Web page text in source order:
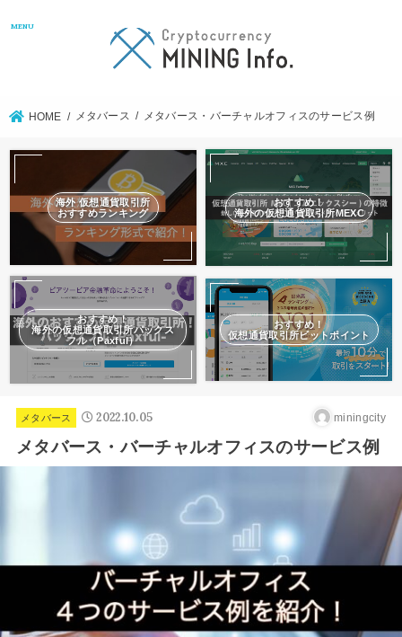
MENU
HOME メタバース メタバース・バーチャルオフィスのサービス例
海外 仮想通貨取引所
おすすめランキング
おすすめ！
海外の仮想通貨取引所MEXC
おすすめ！
海外の仮想通貨取引所パックス
フル（Paxful）
おすすめ！
仮想通貨取引所ビットポイント
メタバース 2022.10.05 miningcity
メタバース・バーチャルオフィスのサービス例